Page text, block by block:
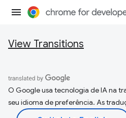
View Transitions
O Google usa tecnologia de IA na
seu idioma de preferência. As